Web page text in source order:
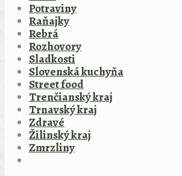
Potraviny
Raňajky
Rebrá
Rozhovory
Sladkosti
Slovenská kuchyňa
Street food
Trenčianský kraj
Trnavský kraj
Zdravé
Žilinský kraj
Zmrzliny